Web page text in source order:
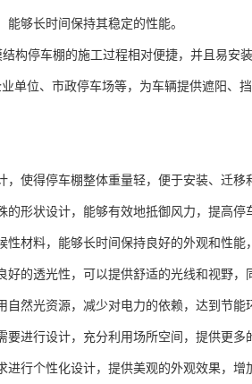
够长时间保持其稳定的性能。
构停车棚的施工过程相对便捷，并且易安装
单位、市政停车场等，为车辆提供遮阳、
使得停车棚整体重量轻，便于安装、迁移
形状设计，能够有效地抵御风力，提高停
材料，能够长时间保持良好的外观和性能
的透光性，可以提供舒适的光线和视野，
然光资源，减少对电力的依赖，达到节能
进行设计，充分利用场所空间，提供更多
行个性化设计，提供美观的外观效果，增